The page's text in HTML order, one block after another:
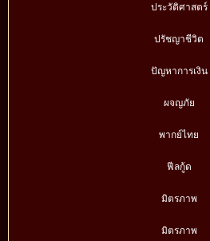
ประวัติศาสตร์
ปรัชญาชีวิต
ปัญหาการเงิน
ผจญภัย
พากย์ไทย
ฟีลกู้ด
มิตรภาพ
มิตรภาพ